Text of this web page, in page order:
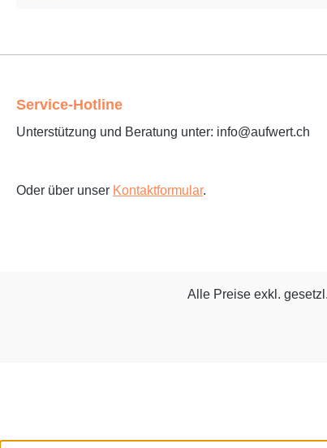
Service-Hotline
Unterstützung und Beratung unter: info@aufwert.ch
Oder über unser Kontaktformular.
Alle Preise exkl.